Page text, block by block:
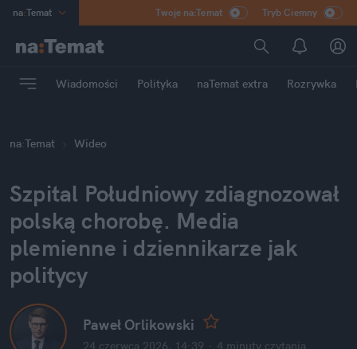
na:Temat
Poland
mama
Rozrywka
Twoje na:Temat Tryb Ciemny
Wiadomości Polityka naTemat extra Rozrywka
na:Temat Wideo
Szpital Południowy zdiagnozował
polską chorobę. Media
plemienne i dziennikarze jak
politycy
Paweł Orlikowski
24 czerwca 2026, 14:39 · 4 minuty czytania